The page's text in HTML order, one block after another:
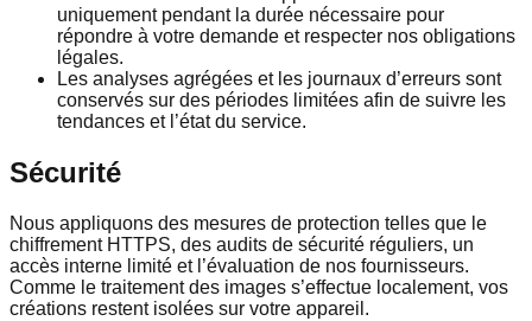
uniquement pendant la durée nécessaire pour
répondre à votre demande et respecter nos obligations
légales.
Les analyses agrégées et les journaux d’erreurs sont
conservés sur des périodes limitées afin de suivre les
tendances et l’état du service.
Sécurité
Nous appliquons des mesures de protection telles que le
chiffrement HTTPS, des audits de sécurité réguliers, un
accès interne limité et l’évaluation de nos fournisseurs.
Comme le traitement des images s’effectue localement, vos
créations restent isolées sur votre appareil.